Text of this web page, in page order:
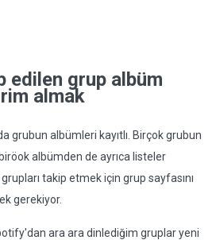
edilen grup albüm
almak
grubun albümleri kayıtlı. Birçok grubun
albümden de ayrıca listeler
takip etmek için grup sayfasını
gerekiyor.
ara ara dinlediğim gruplar yeni